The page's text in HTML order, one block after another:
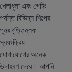
খেলাধুলা এবং গেমিং
পর্যন্ত বিভিন্ন শিল্পের
পুনরাবৃত্তিমূলক
স্বয়ংক্রিয়
যোগাযোগের অনেক
উদাহরণ দেবে। আপনি